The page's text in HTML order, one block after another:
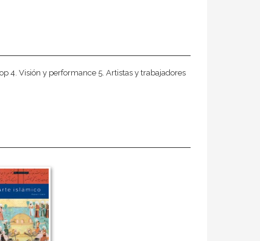
4. Visión y performance 5. Artistas y trabajadores